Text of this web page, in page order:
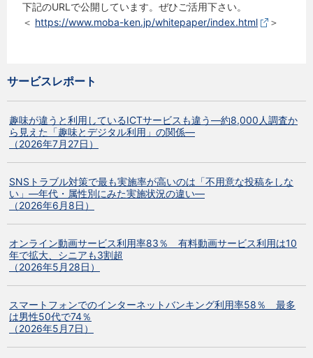
下記のURLで公開しています。ぜひご活用下さい。
＜ https://www.moba-ken.jp/whitepaper/index.html ＞
サービスレポート
趣味が違うと利用しているICTサービスも違う―約8,000人調査か
ら見えた「趣味とデジタル利用」の関係―
（2026年7月27日）
SNSトラブル対策で最も実施率が高いのは「不用意な投稿をしな
い」―年代・属性別にみた実施状況の違い―
（2026年6月8日）
オンライン動画サービス利用率83％ 有料動画サービス利用は10
年で拡大、シニアも3割超
（2026年5月28日）
スマートフォンでのインターネットバンキング利用率58％ 最多
は男性50代で74％
（2026年5月7日）